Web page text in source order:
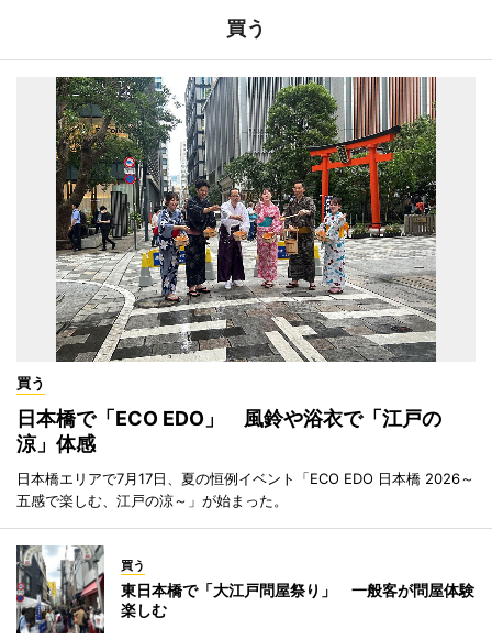
買う
買う
日本橋で「ECO EDO」 風鈴や浴衣で「江戸の
涼」体感
日本橋エリアで7月17日、夏の恒例イベント「ECO EDO 日本橋 2026～
五感で楽しむ、江戸の涼～」が始まった。
買う
東日本橋で「大江戸問屋祭り」 一般客が問屋体験
楽しむ